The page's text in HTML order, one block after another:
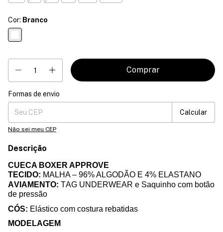
Cor: Branco
Entregas para o CEP:
Formas de envio
Calcular
Não sei meu CEP
Descrição
CUECA BOXER APPROVE
TECIDO: MALHA – 96% ALGODÃO E 4% ELASTANO
AVIAMENTO: TAG UNDERWEAR e Saquinho com botão
de pressão
CÓS: Elástico com costura rebatidas
MODELAGEM